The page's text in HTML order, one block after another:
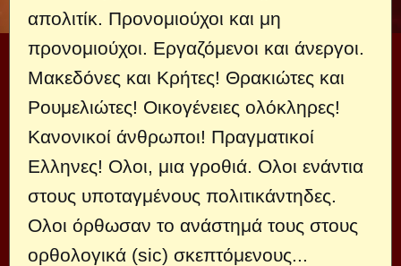
απολιτίκ. Προνομιούχοι και μη
προνομιούχοι. Εργαζόμενοι και άνεργοι.
Μακεδόνες και Κρήτες! Θρακιώτες και
Ρουμελιώτες! Οικογένειες ολόκληρες!
Κανονικοί άνθρωποι! Πραγματικοί
Ελληνες! Ολοι, μια γροθιά. Ολοι ενάντια
στους υποταγμένους πολιτικάντηδες.
Ολοι όρθωσαν το ανάστημά τους στους
ορθολογικά (sic) σκεπτόμενους...